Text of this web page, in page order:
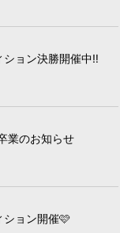
ョン決勝開催中‼︎
業のお知らせ
ョン開催🩷